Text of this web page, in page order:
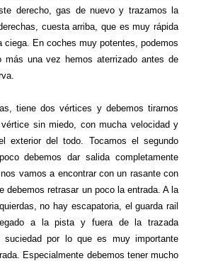
derecho, gas de nuevo y trazamos la
cuesta arriba, que es muy rápida
ciega. En coches muy potentes, podemos
más una vez hemos aterrizado antes de
tiene dos vértices y debemos tirarnos
sin miedo, con mucha velocidad y
exterior del todo. Tocamos el segundo
debemos dar salida completamente
vamos a encontrar con un rasante con
debemos retrasar un poco la entrada. A la
no hay escapatoria, el guarda rail
a la pista y fuera de la trazada
suciedad por lo que es muy importante
Especialmente debemos tener mucho